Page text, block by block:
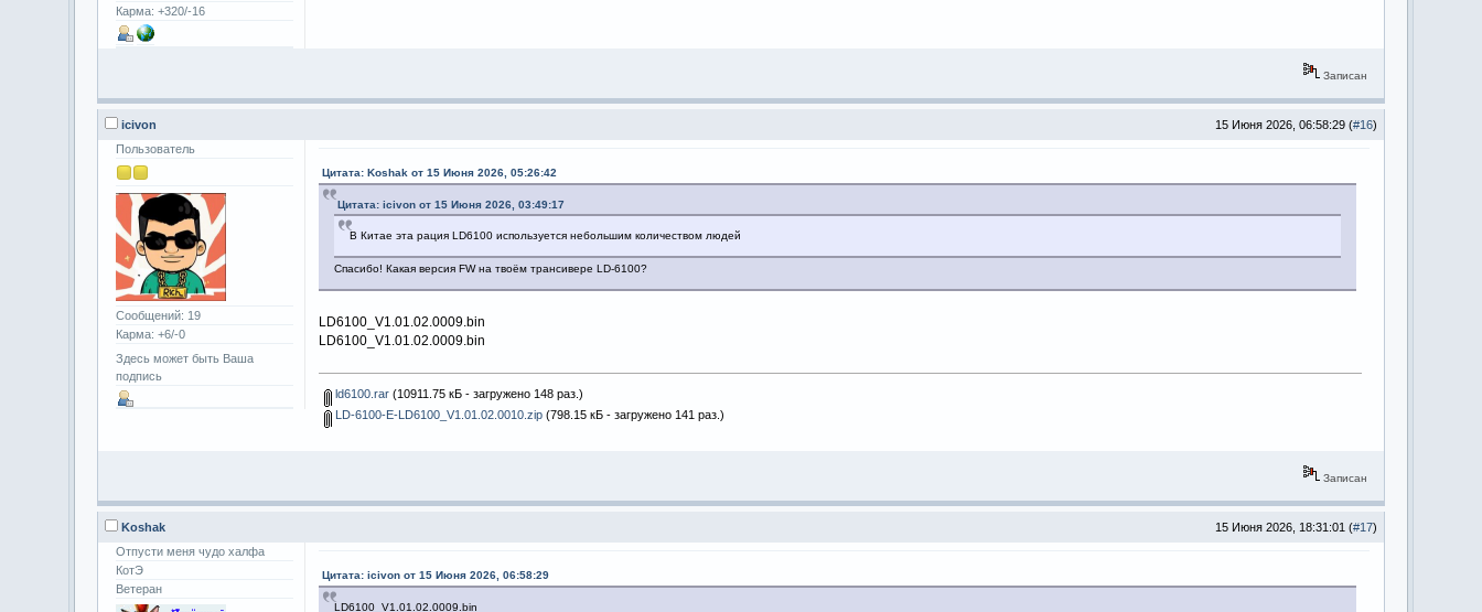
Карма: +320/-16
Записан
icivon 15 Июня 2026, 06:58:29 (#16)
Пользователь
Сообщений: 19
Карма: +6/-0
Здесь может быть Ваша
подпись
Цитата: Koshak от 15 Июня 2026, 05:26:42
Цитата: icivon от 15 Июня 2026, 03:49:17
В Китае эта рация LD6100 используется небольшим количеством людей
Спасибо! Какая версия FW на твоём трансивере LD-6100?
LD6100_V1.01.02.0009.bin
LD6100_V1.01.02.0009.bin
ld6100.rar (10911.75 кБ - загружено 148 раз.)
LD-6100-E-LD6100_V1.01.02.0010.zip (798.15 кБ - загружено 141 раз.)
Записан
Koshak 15 Июня 2026, 18:31:01 (#17)
Отпусти меня чудо халфа
КотЭ
Ветеран
Цитата: icivon от 15 Июня 2026, 06:58:29
LD6100_V1.01.02.0009.bin